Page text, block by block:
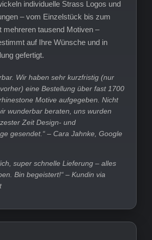
individuelle Strass Logos und
– vom Einzelstück bis zum
mehreren tausend Motiven –
auf Ihre Wünsche und in
gefertigt.
Wir haben sehr kurzfristig (nur
eine Bestellung über fast 1700
Motive aufgegeben. Nicht
wunderbar beraten, uns wurden
Zeit Design- und
gesendet.“ – Cara Jahnke, Google
super schnelle Lieferung – alles
Bin begeistert!“ – Kundin via